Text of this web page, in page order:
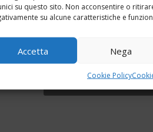
su questo sito. Non acconsentire o
su alcune caratteristiche e
Accetta Nega
Cookie Policy
Fai clic per accettare i
abilitare questo